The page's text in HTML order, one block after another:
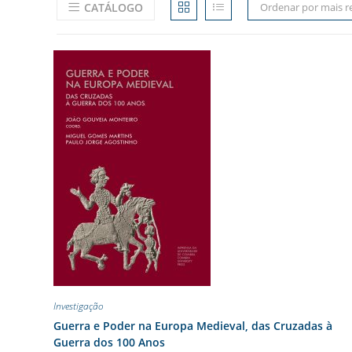
CATÁLOGO Ordenar por mais
Investigação
Guerra e Poder na Europa Medieval, das Cruzadas à
Guerra dos 100 Anos